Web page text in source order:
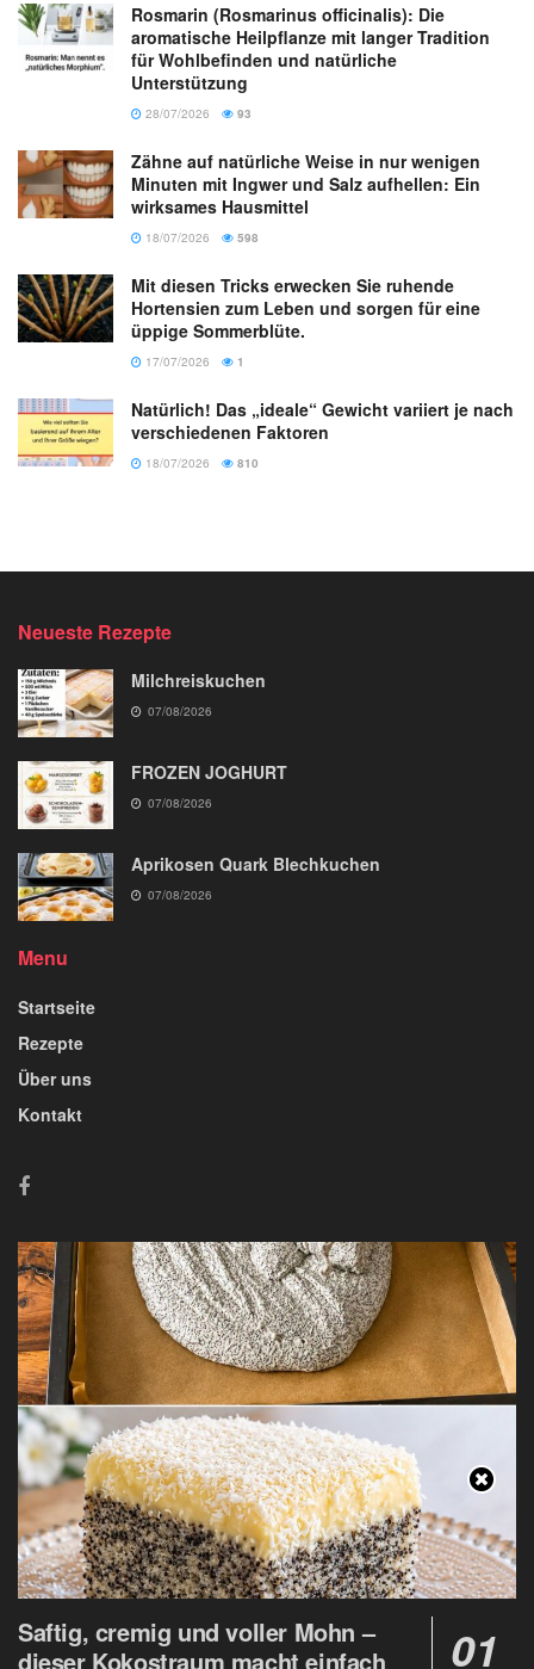
Rosmarin (Rosmarinus officinalis): Die
aromatische Heilpflanze mit langer Tradition
für Wohlbefinden und natürliche
Unterstützung
28/07/2026 93
Zähne auf natürliche Weise in nur wenigen
Minuten mit Ingwer und Salz aufhellen: Ein
wirksames Hausmittel
18/07/2026 598
Mit diesen Tricks erwecken Sie ruhende
Hortensien zum Leben und sorgen für eine
üppige Sommerblüte.
17/07/2026 1
Natürlich! Das „ideale“ Gewicht variiert je nach
verschiedenen Faktoren
18/07/2026 810
Neueste Rezepte
Milchreiskuchen
07/08/2026
FROZEN JOGHURT
07/08/2026
Aprikosen Quark Blechkuchen
07/08/2026
Menu
Startseite
Rezepte
Über uns
Kontakt
Saftig, cremig und voller Mohn –
dieser Kokostraum macht einfach